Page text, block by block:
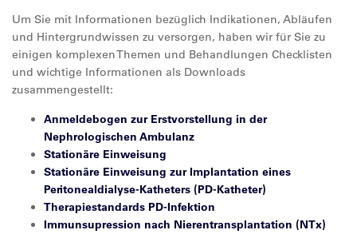
Um Sie mit Informationen bezüglich Indikationen, Abläufen
und Hintergrundwissen zu versorgen, haben wir für Sie zu
einigen komplexen Themen und Behandlungen Checklisten
und wichtige Informationen als Downloads
zusammengestellt:
Anmeldebogen zur Erstvorstellung in der
Nephrologischen Ambulanz
Stationäre Einweisung
Stationäre Einweisung zur Implantation eines
Peritonealdialyse-Katheters (PD-Katheter)
Therapiestandards PD-Infektion
Immunsupression nach Nierentransplantation (NTx)